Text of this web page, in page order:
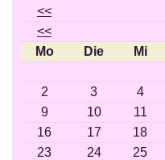
<<
<<
Mo
Die Mi
2
3 4
9
10 11
16
17 18
23
24 25